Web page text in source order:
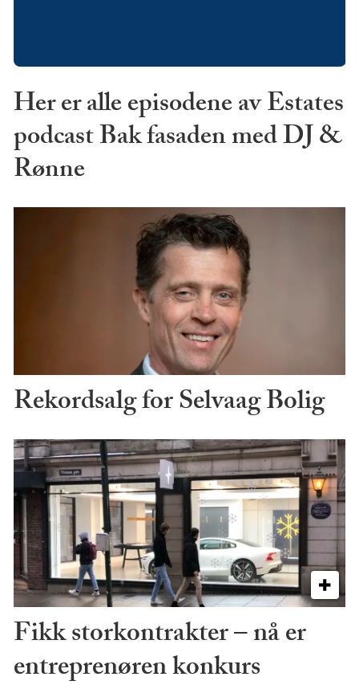
Her er alle episodene av Estates
podcast Bak fasaden med DJ &
Rønne
Rekordsalg for Selvaag Bolig
Fikk storkontrakter – nå er
entreprenøren konkurs